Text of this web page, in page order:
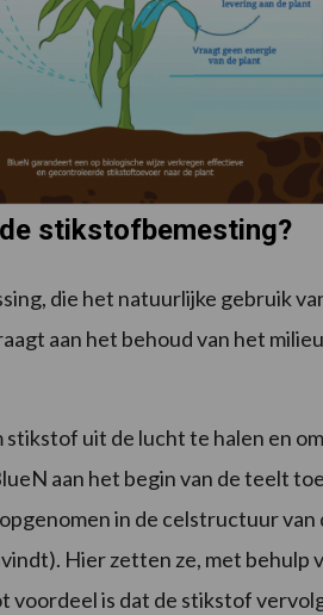
stikstofbemesting?
die het natuurlijke gebruik
aan het behoud van het
uit de lucht te halen en
aan het begin van de teelt
in de celstructuur van
Hier zetten ze, met behulp
voordeel is dat de stikstof